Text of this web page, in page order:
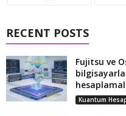
RECENT POSTS
Fujitsu ve
Kuantum